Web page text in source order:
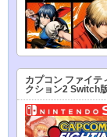
カプコン ファイテ
クション2 Switch